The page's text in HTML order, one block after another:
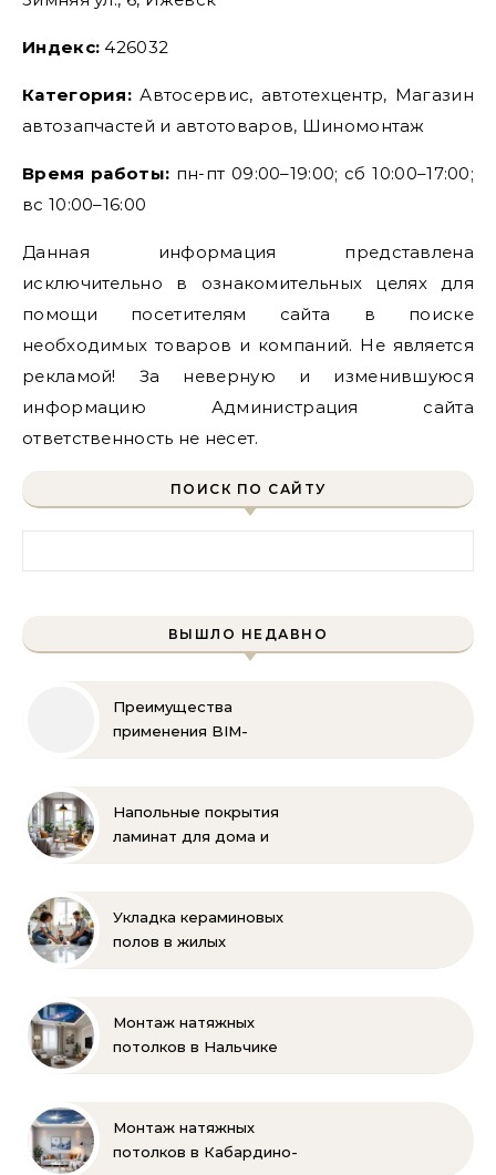
Индекс: 426032
Категория: Автосервис, автотехцентр, Магазин
автозапчастей и автотоваров, Шиномонтаж
Время работы: пн-пт 09:00–19:00; сб 10:00–17:00;
вс 10:00–16:00
Данная информация представлена
исключительно в ознакомительных целях для
помощи посетителям сайта в поиске
необходимых товаров и компаний. Не является
рекламой! За неверную и изменившуюся
информацию Администрация сайта
ответственность не несет.
ПОИСК ПО САЙТУ
ВЫШЛО НЕДАВНО
Преимущества
применения BIM-
Напольные покрытия
ламинат для дома и
Укладка кераминовых
полов в жилых
Монтаж натяжных
потолков в Нальчике
Монтаж натяжных
потолков в Кабардино-